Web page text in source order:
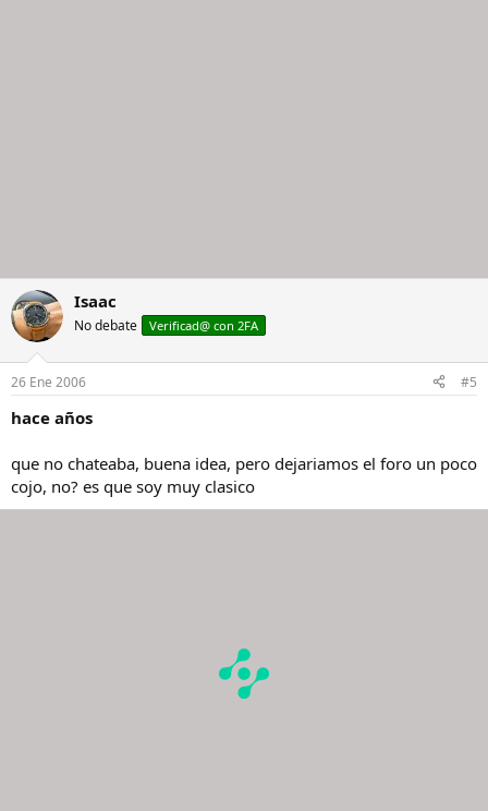
Isaac
No debate Verificad@ con 2FA
26 Ene 2006 #5
hace años
que no chateaba, buena idea, pero dejariamos el foro un poco
cojo, no? es que soy muy clasico